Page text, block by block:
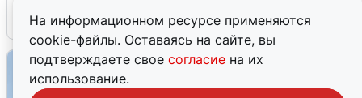
На информационном ресурсе применяются
cookie-файлы. Оставаясь на сайте, вы
подтверждаете свое согласие на их
использование.
5 августа 0